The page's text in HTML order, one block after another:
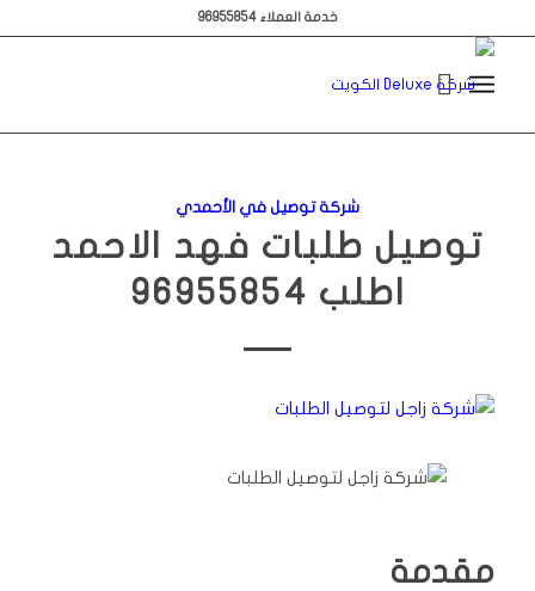
خدمة العملاء 96955854
شركة توصيل في الأحمدي
توصيل طلبات فهد الاحمد
اطلب 96955854
مقدمة